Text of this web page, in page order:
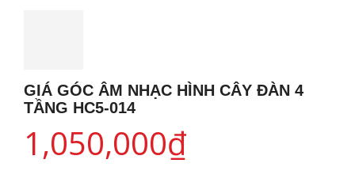
GIÁ GÓC ÂM NHẠC HÌNH CÂY ĐÀN 4
TẦNG HC5-014
1,050,000₫